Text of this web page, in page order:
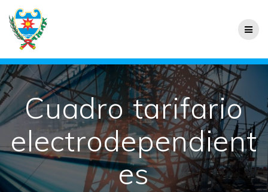
Cuadro tarifario
electrodependient
es